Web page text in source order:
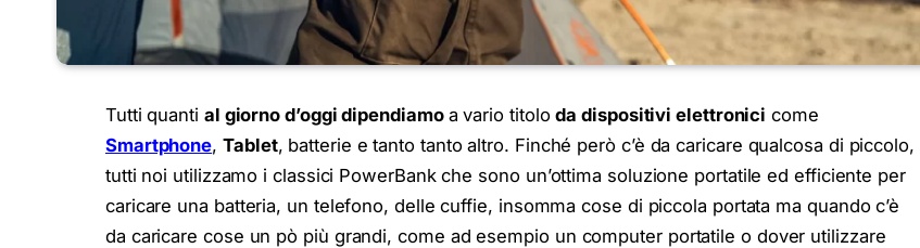
Tutti quanti al giorno d’oggi dipendiamo a vario titoloda dispositivi elettronici come
Smartphone, Tablet, batterie e tanto tanto altro. Finché però c’è da caricare qualcosa di piccolo,
tutti noi utilizzamo i classici PowerBank che sono un’ottima soluzione portatile ed efficiente per
caricare una batteria, un telefono, delle cuffie, insomma cose di piccola portata ma quando c’è
da caricare cose un pò più grandi, come ad esempio un computer portatile o dover utilizzare